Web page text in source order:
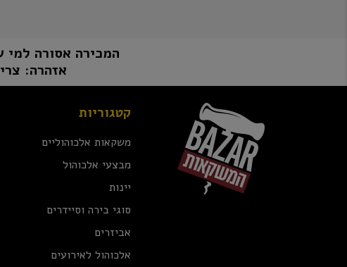
המכירה אסורה למי שטרם מלאו לו 18 שנים |
אזהרה:
קטגוריות
משקאות אלכוהוליים
מבצעי אלכוהול
יינות
סוגי בירה וסיידרים
אביזרים
אלכוהול לאירועים